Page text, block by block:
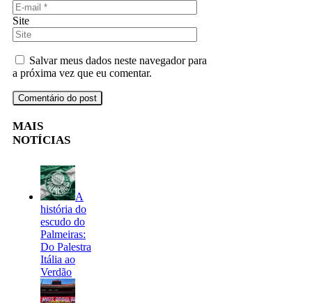
Site
Salvar meus dados neste navegador para
a próxima vez que eu comentar.
MAIS
NOTÍCIAS
A
história do
escudo do
Palmeiras:
Do Palestra
Itália ao
Verdão